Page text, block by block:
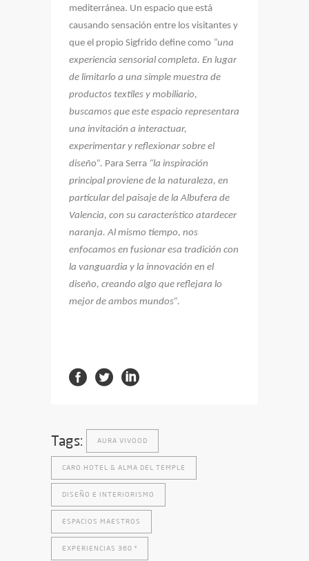
mediterránea. Un espacio que está
causando sensación entre los visitantes y
que el propio Sigfrido define como “una
experiencia sensorial completa. En lugar
de limitarlo a una simple muestra de
productos textiles y mobiliario,
buscamos que este espacio representara
una invitación a interactuar,
experimentar y reflexionar sobre el
diseño”. Para Serra “la inspiración
principal proviene de la naturaleza, en
particular del paisaje de la Albufera de
Valencia, con su característico atardecer
naranja. Al mismo tiempo, nos
enfocamos en fusionar esa tradición con
la vanguardia y la innovación en el
diseño, creando algo que reflejara lo
mejor de ambos mundos”.
Tags: AURA VIVOOD
CARO HOTEL & ALMA DEL TEMPLE
DISEÑO E INTERIORISMO
ESPACIOS MAESTROS
EXPERIENCIAS 360 º